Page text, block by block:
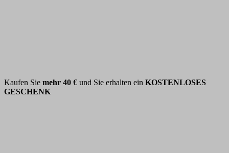
Kaufen Sie mehr 40 € und Sie erhalten ein KOSTENLOSES
GESCHENK